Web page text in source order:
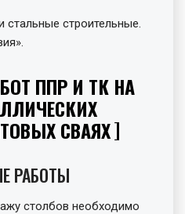
стальные строительные.
ППР И ТК НА
СВАЯХ
РАБОТЫ
столбов необходимо